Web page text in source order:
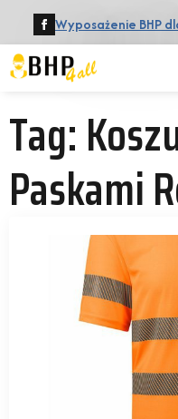
Wyposażenie BHP
Tag:
Paskami